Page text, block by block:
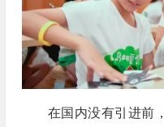
在国内没有引进前